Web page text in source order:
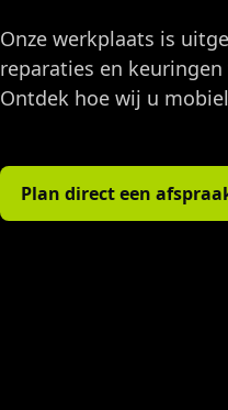
Onze werkplaats is
reparaties en
Ontdek hoe wij u
Plan direct een